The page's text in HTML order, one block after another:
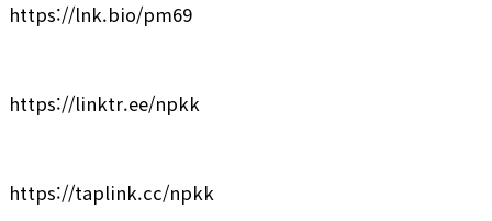
https://lnk.bio/pm69
https://linktr.ee/npkk
https://taplink.cc/npkk